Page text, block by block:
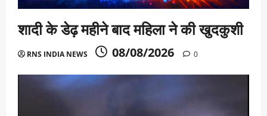
शादी के डेढ़ महीने बाद महिला ने की खुदकुशी
RNS INDIA NEWS 08/08/2026 0